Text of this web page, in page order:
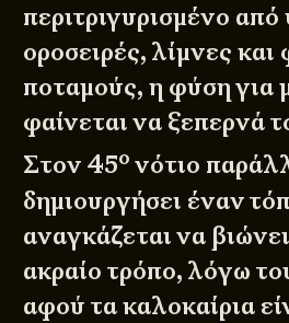
περιτριγυρισμένο
οροσειρές, λίμνες
ποταμούς, η φύση για
φαίνεται να ξεπερνά
Στον 45ο νότιο
δημιουργήσει έναν
αναγκάζεται να
ακραίο τρόπο, λόγω
αφού τα καλοκαίρια